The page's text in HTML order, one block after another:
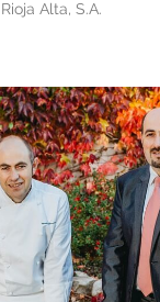
Alta, S.A.